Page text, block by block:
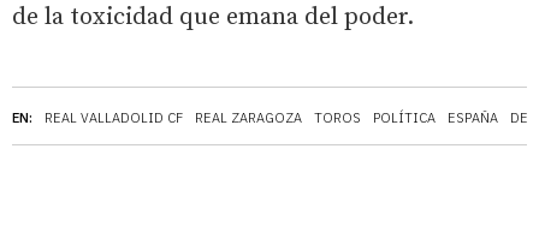
EN: REAL VALLADOLID CF REAL ZARAGOZA TOROS POLÍTICA ESPAÑA
de la toxicidad que emana del poder.